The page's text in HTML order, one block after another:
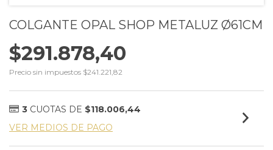
COLGANTE OPAL SHOP METALUZ Ø61CM
$291.878,40
Precio sin impuestos $241.221,82
3 CUOTAS DE $118.006,44
VER MEDIOS DE PAGO